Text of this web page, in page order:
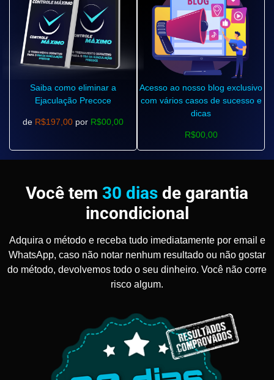
Saiba como eliminar a
Ejaculação Precoce
de R$197,00 por R$00,00
Acesso ao nosso blog exclusivo
com vários casos de sucesso e
dicas
R$00,00
Você tem 30 dias de garantia
incondicional
Adquira o método e receba tudo imediatamente por email e
WhatsApp, caso não notar nenhum resultado ou não gostar
do método, devolvemos todo o seu dinheiro. Você não corre
risco algum.